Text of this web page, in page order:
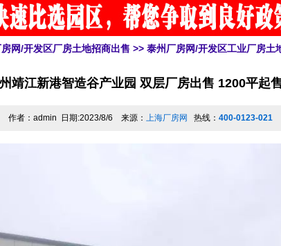
网/开发区厂房土地招商出售 >> 泰州厂房网/开发区工业厂房土
靖江新港智造谷产业园 双层厂房出售 1200平起
作者：admin 日期:2023/8/6 来源： 上海厂房网 热线： 400-0123-021